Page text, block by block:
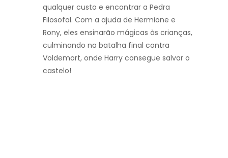
qualquer custo e encontrar a Pedra
Filosofal. Com a ajuda de Hermione e
Rony, eles ensinarão mágicas às crianças,
culminando na batalha final contra
Voldemort, onde Harry consegue salvar o
castelo!